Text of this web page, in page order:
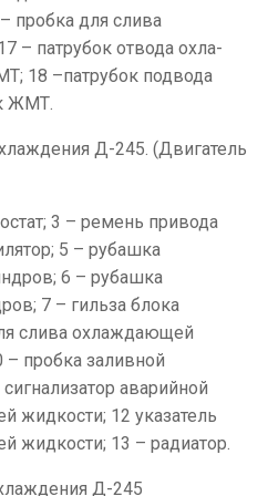
пробка для слива
– патрубок отвода охла-
18 –патрубок подвода
ЖМТ.
Д-245. (Двигатель
3 – ремень привода
5 – рубашка
6 – рубашка
7 – гильза блока
слива охлаждающей
– пробка заливной
аварийной
жидкости; 12 указатель
жидкости; 13 – радиатор.
Д-245